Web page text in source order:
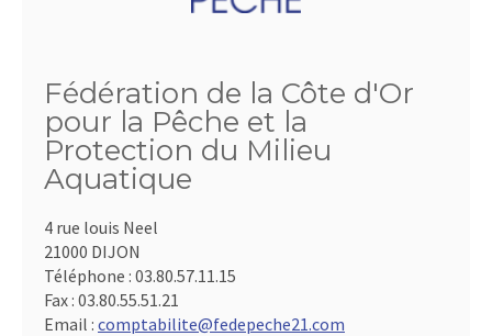
Fédération de la Côte d'Or
pour la Pêche et la
Protection du Milieu
Aquatique
4 rue louis Neel
21000 DIJON
Téléphone : 03.80.57.11.15
Fax : 03.80.55.51.21
Email : comptabilite@fedepeche21.com